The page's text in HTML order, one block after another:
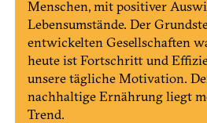
Menschen, mit positiver
Lebensumstände. Der
entwickelten Gesellschaften
heute ist Fortschritt und
unsere tägliche Motivation.
nachhaltige Ernährung liegt
Trend.